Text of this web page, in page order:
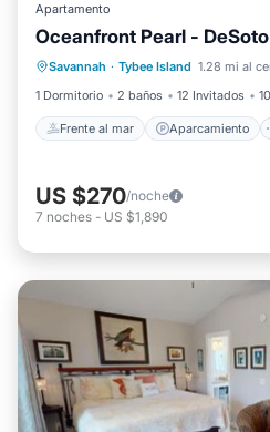
Apartamento
Oceanfront Pearl -
Savannah · Tybee Island 1.28 mi al
1 Dormitorio
2 baños 12 Invitados
Frente al mar Aparcamiento
Frente al mar
Vista al mar
US $270/noche
7 noches - US $1,890